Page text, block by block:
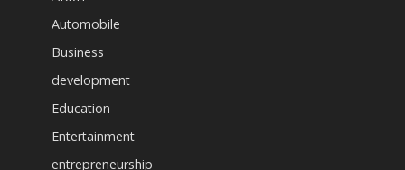
Automobile
Business
development
Education
Entertainment
entrepreneurship